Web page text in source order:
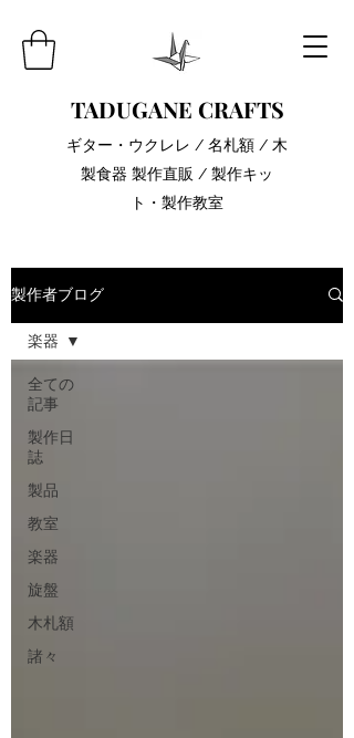
TADUGANE CRAFTS
​ギター・ウクレレ / 名札額 / 木
製食器 製作直販 / 製作キッ
ト・製作教室
製作者ブログ
全ての
記事
製作日
誌
製品
教室
楽器
旋盤
木札額
諸々
楽器